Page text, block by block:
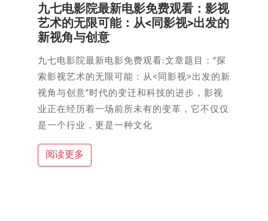
九七电影院最新电影免费观看：影视
艺术的无限可能：从<同影视>出发的
新视角与创意
九七电影院最新电影免费观看:文章题目：“探
索影视艺术的无限可能：从<同影视>出发的新
视角与创意”时代的变迁和科技的进步，影视
业正在经历着一场前所未有的变革，它不仅仅
是一个行业，更是一种文化
阅读更多